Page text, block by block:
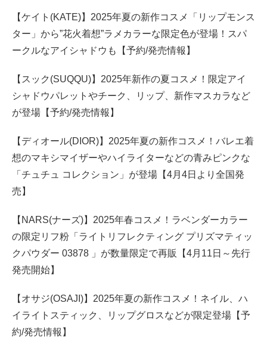
【ケイト(KATE)】2025年夏の新作コスメ「リップモンス
ター」から”花火着想”ラメカラーな限定色が登場！スパ
ークルなアイシャドウも【予約/発売情報】
【スック(SUQQU)】2025年新作の夏コスメ！限定アイ
シャドウパレットやチーク、リップ、新作マスカラなど
が登場【予約/発売情報】
【ディオール(DIOR)】2025年夏の新作コスメ！バレエ着
想のマキシマイザーやハイライターなどの青みピンクな
「チュチュ コレクション」が登場【4月4日より全国発
売】
【NARS(ナーズ)】2025年春コスメ！ラベンダーカラー
の限定リフ粉「ライトリフレクティング プリズマティッ
クパウダー 03878 」が数量限定で再販【4月11日～先行
発売開始】
【オサジ(OSAJI)】2025年夏の新作コスメ！ネイル、ハ
イライトスティック、リップグロスなどが限定登場【予
約/発売情報】